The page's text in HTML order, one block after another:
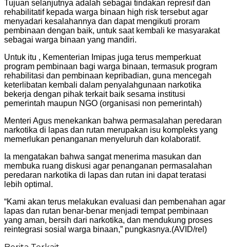
Tujuan selanjutnya adalah sebagai tindakan represif dan
rehabilitatif kepada warga binaan high risk tersebut agar
menyadari kesalahannya dan dapat mengikuti proram
pembinaan dengan baik, untuk saat kembali ke masyarakat
sebagai warga binaan yang mandiri.
Untuk itu , Kementerian Imipas juga terus memperkuat
program pembinaan bagi warga binaan, termasuk program
rehabilitasi dan pembinaan kepribadian, guna mencegah
keterlibatan kembali dalam penyalahgunaan narkotika
bekerja dengan pihak terkait baik sesama institusi
pemerintah maupun NGO (organisasi non pemerintah)
Menteri Agus menekankan bahwa permasalahan peredaran
narkotika di lapas dan rutan merupakan isu kompleks yang
memerlukan penanganan menyeluruh dan kolaboratif.
Ia mengatakan bahwa sangat menerima masukan dan
membuka ruang diskusi agar penanganan permasalahan
peredaran narkotika di lapas dan rutan ini dapat teratasi
lebih optimal.
“Kami akan terus melakukan evaluasi dan pembenahan agar
lapas dan rutan benar-benar menjadi tempat pembinaan
yang aman, bersih dari narkotika, dan mendukung proses
reintegrasi sosial warga binaan,” pungkasnya.(AVID/rel)